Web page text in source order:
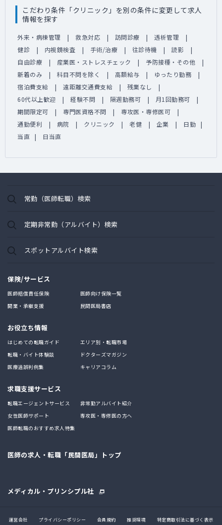
こだわり条件「クリニック」を別の条件に変更して求人
情報を探す
外来・病棟管理 救急対応 訪問診療
透析管理
健診
内視鏡検査 手術/治療 往診待機
読影
自由診療
産業医・ストレスチェック
予防接種・その他
新着のみ
科目不問を除く 高額給与
ゆったり勤務
宿泊費支給
遠距離交通費支給
残業なし
60代以上歓迎
経験不問 隔週勤務可
月1回勤務可
期間限定可
専門医資格不問
専攻医・専修医可
通勤便利
病院 クリニック 老健 企業
日勤
当直
日当直
常勤（医師転職）検索
定期非常勤（アルバイト）検索
スポットアルバイト検索
保険/サービス
医師賠償責任保険
医師向け保険一覧
開業・承継支援
民間医局書店
お役立ち情報
はじめての転職ガイド
エリア別・転職市場
転職・バイト体験談
ドクターズマガジン
医療過誤判例集
キャリアコラム
求職支援サービス
転職エージェントサービス
非常勤アルバイト紹介
女性医師サポート
専攻医・専修医の方へ
医師転職のおすすめ求人特集
医師の求人・転職「民間医局」トップ
メディカル・プリンシプル社
運営会社 プライバシーポリシー 会員規約 推奨環境 特定商取引法に基づく表示